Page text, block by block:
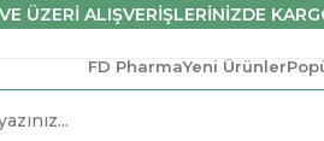
ÜZERİ ALIŞVERİŞLERİNİZDE
FD PharmaYeni Ürünler